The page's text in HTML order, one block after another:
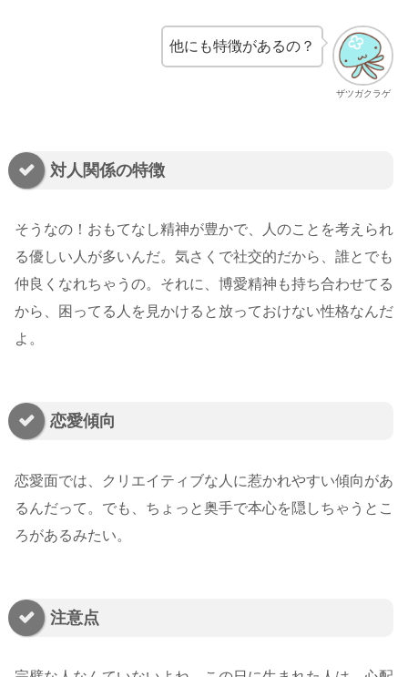
ザツガクラゲ
他にも特徴があるの？
対人関係の特徴
そうなの！おもてなし精神が豊かで、人のことを考えられ
る優しい人が多いんだ。気さくで社交的だから、誰とでも
仲良くなれちゃうの。それに、博愛精神も持ち合わせてる
から、困ってる人を見かけると放っておけない性格なんだ
よ。
恋愛傾向
恋愛面では、クリエイティブな人に惹かれやすい傾向があ
るんだって。でも、ちょっと奥手で本心を隠しちゃうとこ
ろがあるみたい。
注意点